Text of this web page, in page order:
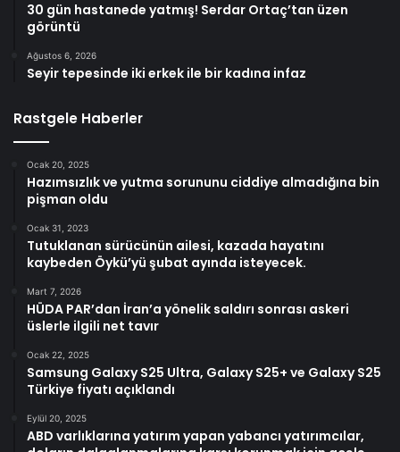
30 gün hastanede yatmış! Serdar Ortaç’tan üzen
görüntü
Ağustos 6, 2026
Seyir tepesinde iki erkek ile bir kadına infaz
Rastgele Haberler
Ocak 20, 2025
Hazımsızlık ve yutma sorununu ciddiye almadığına bin
pişman oldu
Ocak 31, 2023
Tutuklanan sürücünün ailesi, kazada hayatını
kaybeden Öykü’yü şubat ayında isteyecek.
Mart 7, 2026
HÜDA PAR’dan İran’a yönelik saldırı sonrası askeri
üslerle ilgili net tavır
Ocak 22, 2025
Samsung Galaxy S25 Ultra, Galaxy S25+ ve Galaxy S25
Türkiye fiyatı açıklandı
Eylül 20, 2025
ABD varlıklarına yatırım yapan yabancı yatırımcılar,